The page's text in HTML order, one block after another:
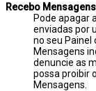
Recebo
Pode apagar
enviadas por
no seu Painel
Mensagens
denuncie as
possa proibir
Mensagens.